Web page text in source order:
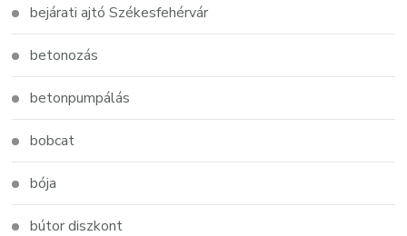
bejárati ajtó Székesfehérvár
betonozás
betonpumpálás
bobcat
bója
bútor diszkont